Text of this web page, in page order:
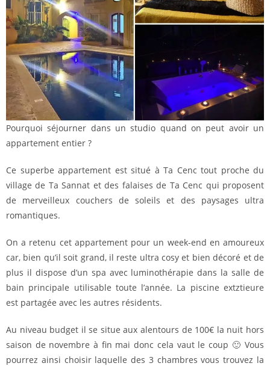
Pourquoi séjourner dans un studio quand on peut avoir un
appartement entier ?
Ce superbe appartement est situé à Ta Cenc tout proche du
village de Ta Sannat et des falaises de Ta Cenc qui proposent
de merveilleux couchers de soleils et des paysages ultra
romantiques.
On a retenu cet appartement pour un week-end en amoureux
car, bien qu’il soit grand, il reste ultra cosy et bien décoré et de
plus il dispose d’un spa avec luminothérapie dans la salle de
bain principale utilisable toute l’année. La piscine extztieure
est partagée avec les autres résidents.
Au niveau budget il se situe aux alentours de 100€ la nuit hors
saison de novembre à fin mai donc cela vaut le coup 🙂 Vous
pourrez ainsi choisir laquelle des 3 chambres vous trouvez la